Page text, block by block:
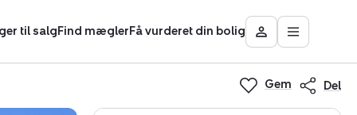
til salgFind mæglerFå vurderet din bolig
Besøg
Mit
Nybolig
Åbn
Gem Del